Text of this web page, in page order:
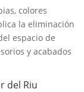
colores
la eliminación
espacio de
y acabados
del Riu